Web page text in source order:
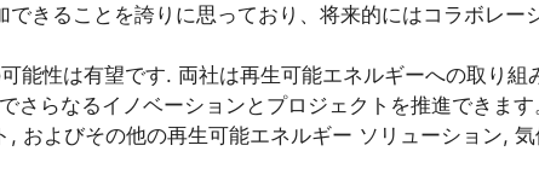
きることを誇りに思っており、将来的にはコラボレー
能性は有望です. 両社は再生可能エネルギーへの取り
さらなるイノベーションとプロジェクトを推進できま
およびその他の再生可能エネルギー ソリューション,